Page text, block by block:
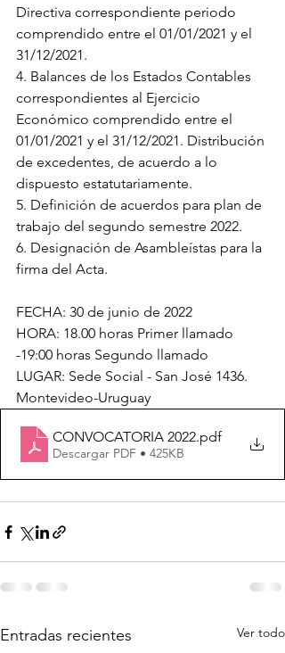
Directiva correspondiente periodo
comprendido entre el 01/01/2021 y el
31/12/2021.
4. Balances de los Estados Contables
correspondientes al Ejercicio
Económico comprendido entre el
01/01/2021 y el 31/12/2021. Distribución
de excedentes, de acuerdo a lo
dispuesto estatutariamente.
5. Definición de acuerdos para plan de
trabajo del segundo semestre 2022.
6. Designación de Asambleístas para la
firma del Acta.
FECHA: 30 de junio de 2022
HORA: 18.00 horas Primer llamado
-19:00 horas Segundo llamado
LUGAR: Sede Social - San José 1436.
Montevideo-Uruguay
CONVOCATORIA 2022.pdf
Descargar PDF • 425KB
Entradas recientes Ver todo